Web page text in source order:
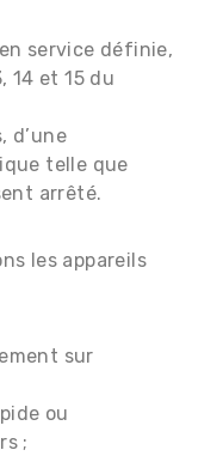
service définie,
14 et 15 du
d’une
telle que
arrêté.
les appareils
sur
ou
;